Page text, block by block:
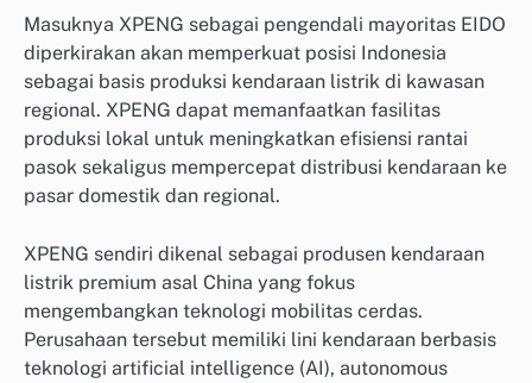
Masuknya XPENG sebagai pengendali mayoritas EIDO
diperkirakan akan memperkuat posisi Indonesia
sebagai basis produksi kendaraan listrik di kawasan
regional. XPENG dapat memanfaatkan fasilitas
produksi lokal untuk meningkatkan efisiensi rantai
pasok sekaligus mempercepat distribusi kendaraan ke
pasar domestik dan regional.
XPENG sendiri dikenal sebagai produsen kendaraan
listrik premium asal China yang fokus
mengembangkan teknologi mobilitas cerdas.
Perusahaan tersebut memiliki lini kendaraan berbasis
teknologi artificial intelligence (AI), autonomous